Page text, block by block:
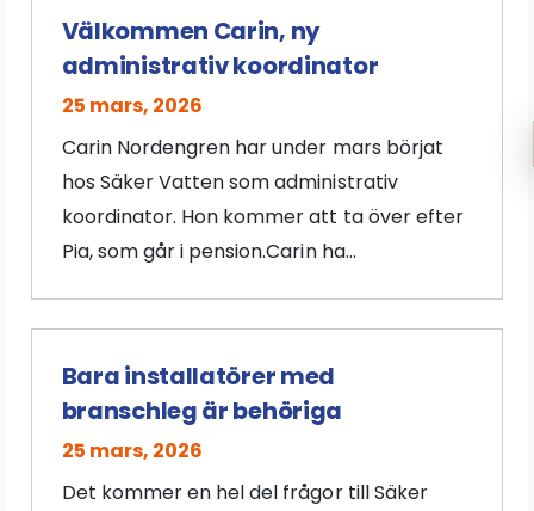
25 mars, 2026
Välkommen Carin, ny
administrativ koordinator
Carin Nordengren har under mars börjat
hos Säker Vatten som administrativ
koordinator. Hon kommer att ta över efter
Pia, som går i pension.Carin ha...
25 mars, 2026
Bara installatörer med
branschleg är behöriga
Det kommer en hel del frågor till Säker